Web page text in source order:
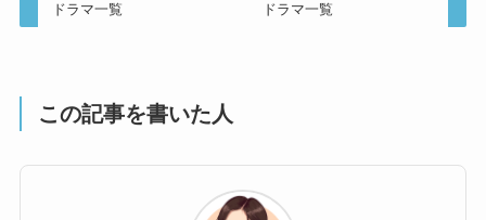
ドラマ一覧
ドラマ一覧
この記事を書いた人